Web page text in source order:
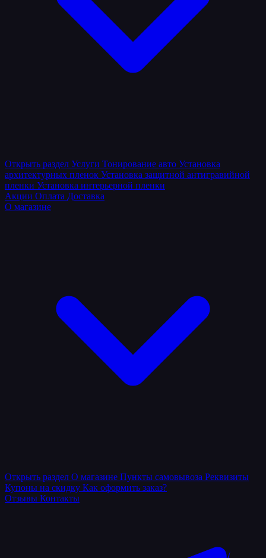
Открыть раздел Услуги Тонирование авто Установка
архитектурных пленок Установка защитной антигравийной
пленки Установка интерьерной пленки
Акции Оплата Доставка
О магазине
Открыть раздел О магазине Пункты самовывоза Реквизиты
Купоны на скидку Как оформить заказ?
Отзывы Контакты